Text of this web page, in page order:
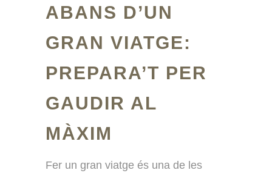
ABANS D’UN
GRAN VIATGE:
PREPARA’T PER
GAUDIR AL
MÀXIM
Fer un gran viatge és una de les